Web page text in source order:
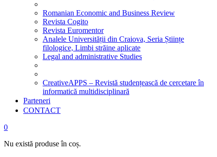
Romanian Economic and Business Review
Revista Cogito
Revista Euromentor
Analele Universității din Craiova, Seria Științe
filologice, Limbi străine aplicate
Legal and administrative Studies
CreativeAPPS – Revistă studențească de cercetare în
informatică multidisciplinară
Parteneri
CONTACT
0
Nu există produse în coș.